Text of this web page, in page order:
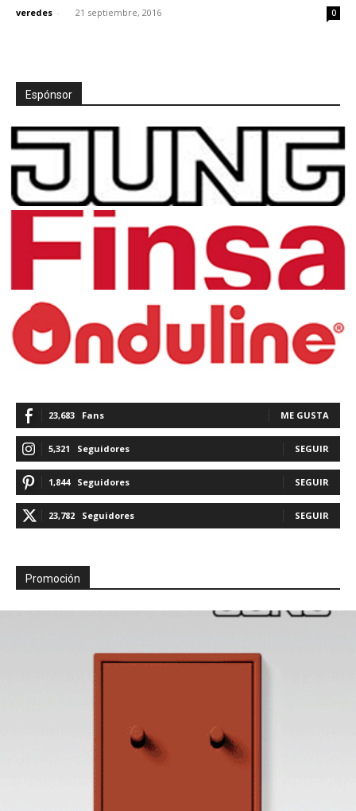
veredes - 21 septiembre, 2016 0
Espónsor
23,683 Fans ME GUSTA
5,321 Seguidores SEGUIR
1,844 Seguidores SEGUIR
23,782 Seguidores SEGUIR
Promoción